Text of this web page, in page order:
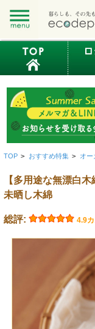
TOP > おすすめ特集 > オー
【多用途な無漂白
未晒し木綿
総評: 4.9